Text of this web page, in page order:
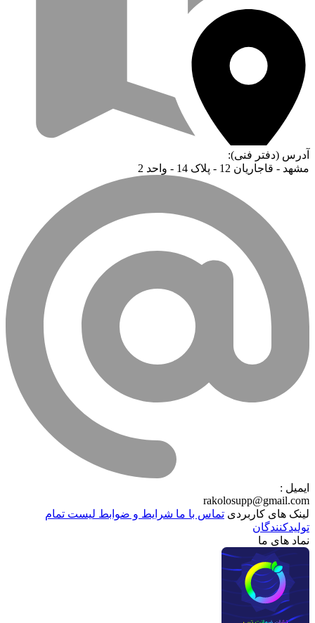
آدرس (دفتر فنی):
مشهد - قاجاریان 12 - پلاک 14 - واحد 2
ایمیل :
rakolosupp@gmail.com
لینک های کاربردی تماس با ماشرایط و ضوابطلیست تمام
تولیدکنندگان
نماد های ما